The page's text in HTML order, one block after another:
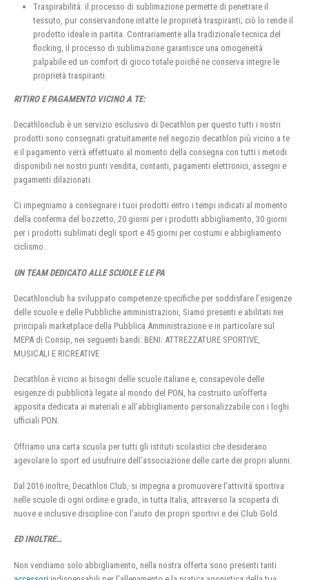
Traspirabilità: il processo di sublimazione permette di penetrare il
tessuto, pur conservandone intatte le proprietà traspiranti; ciò lo rende il
prodotto ideale in partita. Contrariamente alla tradizionale tecnica del
flocking, il processo di sublimazione garantisce una omogeneità
palpabile ed un comfort di gioco totale poiché ne conserva integre le
proprietà traspiranti.
RITIRO E PAGAMENTO VICINO A TE:
Decathlonclub è un servizio esclusivo di Decathlon per questo tutti i nostri
prodotti sono consegnati gratuitamente nel negozio decathlon più vicino a te
e il pagamento verrà effettuato al momento della consegna con tutti i metodi
disponibili nei nostri punti vendita, contanti, pagamenti elettronici, assegni e
pagamenti dilazionati.
Ci impegniamo a consegnare i tuoi prodotti entro i tempi indicati al momento
della conferma del bozzetto, 20 giorni per i prodotti abbigliamento, 30 giorni
per i prodotti sublimati degli sport e 45 giorni per costumi e abbigliamento
ciclismo.
UN TEAM DEDICATO ALLE SCUOLE E LE PA
Decathlonclub ha sviluppato competenze specifiche per soddisfare l’esigenze
delle scuole e delle Pubbliche amministrazioni, Siamo presenti e abilitati nei
principali marketplace della Pubblica Amministrazione e in particolare sul
MEPA di Consip, nei seguenti bandi: BENI: ATTREZZATURE SPORTIVE,
MUSICALI E RICREATIVE
Decathlon è vicino ai bisogni delle scuole italiane e, consapevole delle
esigenze di pubblicità legate al mondo del PON, ha costruito un’offerta
apposita dedicata ai materiali e all’abbigliamento personalizzabile con i loghi
ufficiali PON.
Offriamo una carta scuola per tutti gli istituti scolastici che desiderano
agevolare lo sport ed usufruire dell’associazione delle carte dei propri alunni.
Dal 2016 inoltre, Decathlon Club, si impegna a promuovere l’attività sportiva
nelle scuole di ogni ordine e grado, in tutta Italia, attraverso la scoperta di
nuove e inclusive discipline con l’aiuto dei propri sportivi e dei Club Gold.
ED INOLTRE…
Non vendiamo solo abbigliamento, nella nostra offerta sono presenti tanti